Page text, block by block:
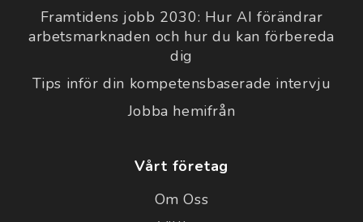
Framtidens jobb 2030: Hur AI förändrar
arbetsmarknaden och hur du kan förbereda
dig
Tips inför din kompetensbaserade intervju
Jobba hemifrån
Vårt företag
Om Oss